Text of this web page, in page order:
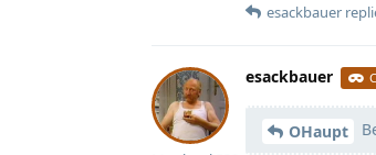
esackbauer
esackbauer
OHaupt